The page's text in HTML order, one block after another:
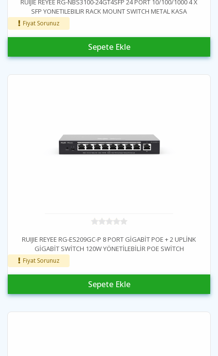
RUIJIE REYEE RG-NBS3100-24GT4SFP 24 PORT 10/100/1000 4 X
SFP YONETILEBILIR RACK MOUNT SWITCH METAL KASA
Fiyat Sorunuz
Sepete Ekle
RUIJIE REYEE RG-ES209GC-P 8 PORT GİGABİT POE + 2 UPLİNK
GİGABİT SWİTCH 120W YÖNETİLEBİLİR POE SWİTCH
Fiyat Sorunuz
Sepete Ekle